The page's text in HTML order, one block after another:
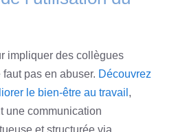
impliquer des collègues
pas en abuser. Découvrez
le bien-être au travail ,
une communication
et structurée via